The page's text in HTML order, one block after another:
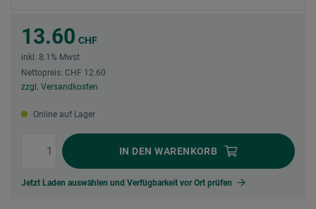
13.60 CHF
inkl. 8.1% Mwst
Nettopreis: CHF 12.60
zzgl. Versandkosten
Online auf Lager
IN DEN WARENKORB
Jetzt Laden auswählen und Verfügbarkeit vor Ort prüfen